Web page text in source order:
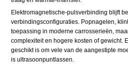
Elektromagnetische-pulsverbinding blijft
verbindingsconfiguraties. Popnagelen,
toepassing in moderne carrosserieën,
complexiteit en hogere kosten of gewicht.
geschikt is om vele van de aangestipte
is ultrasoonpuntlassen.